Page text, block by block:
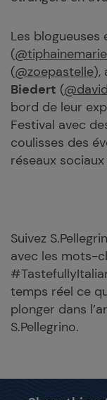
Les blogueuses
(@tiphainemarie
(@zoepastelle),
Biedert (
bord de leur
Festival avec
coulisses des
réseaux sociaux
Suivez
avec les mots-
temps réel ce
plonger dans
S.Pellegrino.